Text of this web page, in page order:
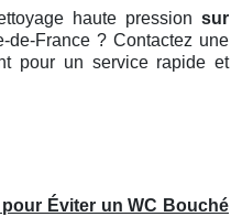
haute pressionsur
de-France ? Contactez une
pour un service rapide et
pour Éviter un WC Bouché